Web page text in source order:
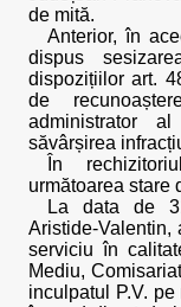
de mită.
Anterior, în
dispus
dispozițiilor art.
de
administrator
săvârșirea
În
următoarea stare
La data de
Aristide-Valentin,
serviciu în
Mediu,
inculpatul P.V.